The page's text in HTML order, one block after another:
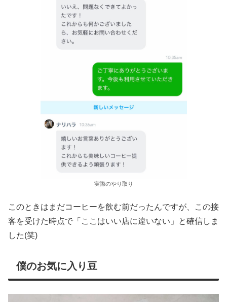
実際のやり取り
このときはまだコーヒーを飲む前だったんですが、この接
客を受けた時点で「ここはいい店に違いない」と確信しま
した(笑)
僕のお気に入り豆